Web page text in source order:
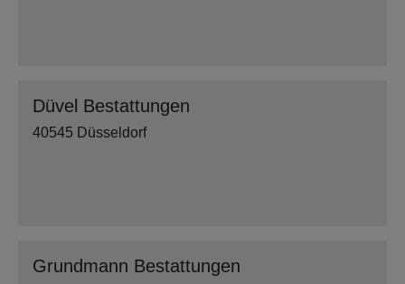
Düvel Bestattungen
40545 Düsseldorf
Grundmann Bestattungen